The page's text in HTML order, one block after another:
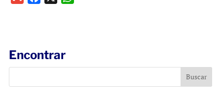
o
k
p
Encontrar